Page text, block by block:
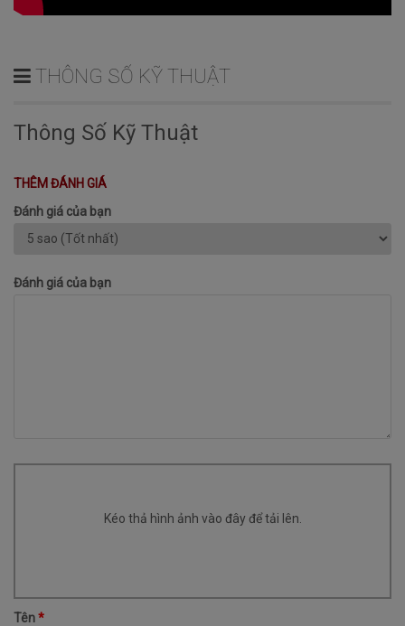
THÔNG SỐ KỸ THUẬT
Thông Số Kỹ Thuật
THÊM ĐÁNH GIÁ
Đánh giá của bạn
Đánh giá của bạn
Kéo thả hình ảnh vào đây để tải lên.
Tên*